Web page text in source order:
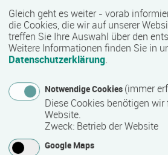
Lehr- und Lernform
E-Learning
Abschlussart
Teilnahmebestätigung / Zertifikat des
Gleich geht es weiter - vorab
die Cookies, die wir auf unserer
treffen Sie Ihre Auswahl über den
Weitere Informationen finden Sie in
Datenschutzerklärung.
Notwendige Cookies (immer
Diese Cookies benötigen
Website.
Zweck: Betrieb der Website
Google Maps